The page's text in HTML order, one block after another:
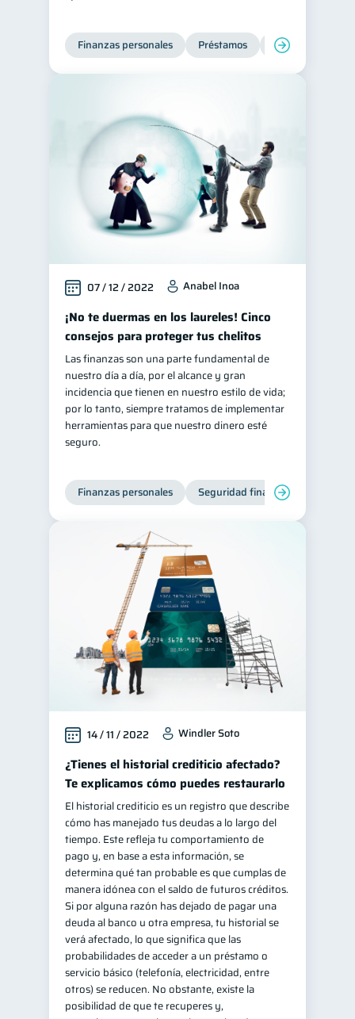
Superintendencia de Bancos
Vacaciones
Cuenta Inactiva 1
Finanzas Personales
Finanzas en Pareja
Educación Financiera 1
Mipymes 1
inversiones
Retiro 1 Doble sueldo 1
Gasto responsable 1
información financiera 1
Finanzas personales Préstamos Productos
07 / 12 / 2022 Anabel Inoa
¡No te duermas en los laureles! Cinco
consejos para proteger tus chelitos
Las finanzas son una parte fundamental de
nuestro día a día, por el alcance y gran
incidencia que tienen en nuestro estilo de vida;
por lo tanto, siempre tratamos de implementar
herramientas para que nuestro dinero esté
seguro.
Finanzas personales Seguridad financiera
14 / 11 / 2022 Windler Soto
¿Tienes el historial crediticio afectado?
Te explicamos cómo puedes restaurarlo
El historial crediticio es un registro que describe
cómo has manejado tus deudas a lo largo del
tiempo. Este refleja tu comportamiento de
pago y, en base a esta información, se
determina qué tan probable es que cumplas de
manera idónea con el saldo de futuros créditos.
Si por alguna razón has dejado de pagar una
deuda al banco u otra empresa, tu historial se
verá afectado, lo que significa que las
probabilidades de acceder a un préstamo o
servicio básico (telefonía, electricidad, entre
otros) se reducen. No obstante, existe la
posibilidad de que te recuperes y,